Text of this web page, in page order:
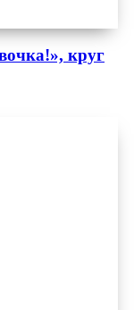
круг